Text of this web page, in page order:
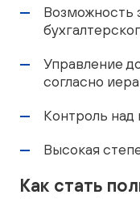
Возможность
Управление
согласно
Контроль
Высокая
Как стать